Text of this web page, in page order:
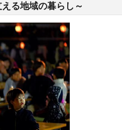
る地域の暮らし～